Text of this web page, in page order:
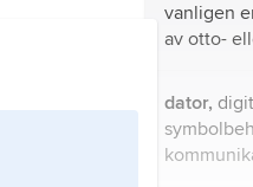
vanligen
av otto-
dator,